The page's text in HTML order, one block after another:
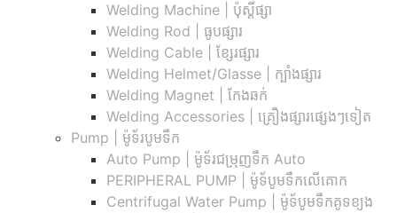
Welding Machine | ប៉ុស្តិ៍ផ្សា
Welding Rod | ធូបផ្សារ
Welding Cable | ខ្សែរផ្សារ
Welding Helmet/Glasse | ក្បាំងផ្សារ
Welding Magnet | កែងឆក់
Welding Accessories | គ្រឿងផ្សារផ្សេងៗទៀត
Pump | ម៉ូទ័របូមទឹក
Auto Pump | ម៉ូទ័រជម្រុញទឹក Auto
PERIPHERAL PUMP | ម៉ូទ័បូមទឹកលើគោក
Centrifugal Water Pump | ម៉ូទ័បូមទឹកគូទខ្យង